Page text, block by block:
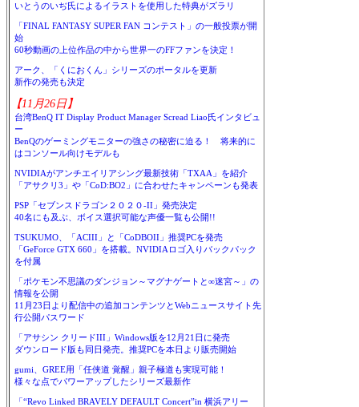
いとうのいぢ氏によるイラストを使用した特典がズラリ
「FINAL FANTASY SUPER FAN コンテスト」の一般投票が開
始
60秒動画の上位作品の中から世界一のFFファンを決定！
アーク、「くにおくん」シリーズのポータルを更新
新作の発売も決定
【11月26日】
台湾BenQ IT Display Product Manager Scread Liao氏インタビュ
ー
BenQのゲーミングモニターの強さの秘密に迫る！ 将来的に
はコンソール向けモデルも
NVIDIAがアンチエイリアシング最新技術「TXAA」を紹介
「アサクリ3」や「CoD:BO2」に合わせたキャンペーンも発表
PSP「セブンスドラゴン２０２０-II」発売決定
40名にも及ぶ、ボイス選択可能な声優一覧も公開!!
TSUKUMO、「ACIII」と「CoDBOII」推奨PCを発売
「GeForce GTX 660」を搭載。NVIDIAロゴ入りバックパック
を付属
「ポケモン不思議のダンジョン～マグナゲートと∞迷宮～」の
情報を公開
11月23日より配信中の追加コンテンツとWebニュースサイト先
行公開パスワード
「アサシン クリードIII」Windows版を12月21日に発売
ダウンロード版も同日発売。推奨PCを本日より販売開始
gumi、GREE用「任侠道 覚醒」親子極道も実現可能！
様々な点でパワーアップしたシリーズ最新作
「“Revo Linked BRAVELY DEFAULT Concert”in 横浜アリー